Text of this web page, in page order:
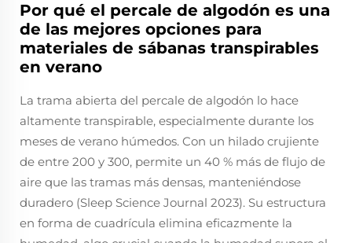
Por qué el percale de algodón es una
de las mejores opciones para
materiales de sábanas transpirables
en verano
La trama abierta del percale de algodón lo hace
altamente transpirable, especialmente durante los
meses de verano húmedos. Con un hilado crujiente
de entre 200 y 300, permite un 40 % más de flujo de
aire que las tramas más densas, manteniéndose
duradero (Sleep Science Journal 2023). Su estructura
en forma de cuadrícula elimina eficazmente la